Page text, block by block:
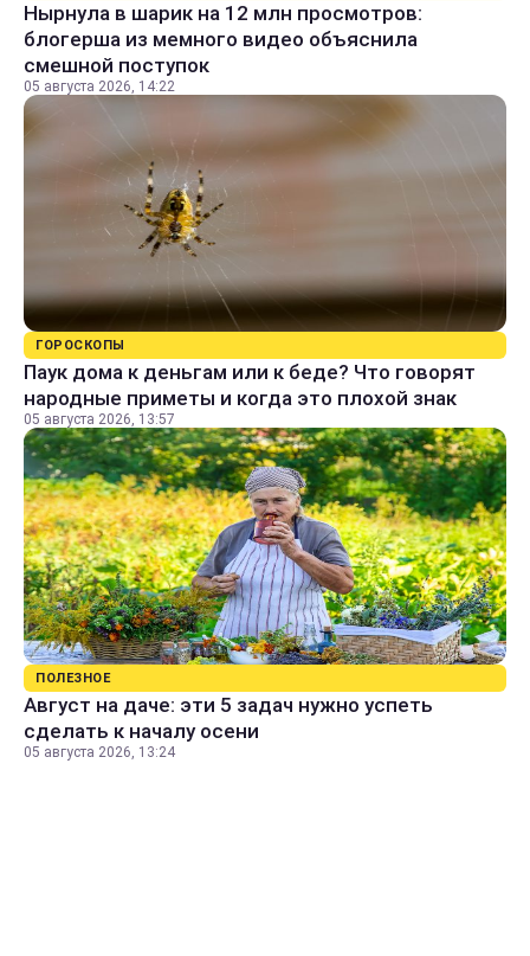
Нырнула в шарик на 12 млн просмотров:
блогерша из мемного видео объяснила
смешной поступок
05 августа 2026, 14:22
ГОРОСКОПЫ
Паук дома к деньгам или к беде? Что говорят
народные приметы и когда это плохой знак
05 августа 2026, 13:57
ПОЛЕЗНОЕ
Август на даче: эти 5 задач нужно успеть
сделать к началу осени
05 августа 2026, 13:24